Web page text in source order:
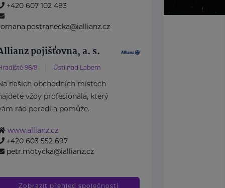
+420 607 102 483
pojišťovna, a. s.
96/8 Ústí nad Labem
našich obchodních místech
vždy profesionála, který
rád poradí a pomůže.
www.allianz.cz
+420 603 552 697
petr.motycka@iallianz.cz
Zobrazit přehled společností